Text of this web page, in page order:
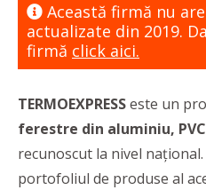
Această firmă nu
actualizate din 2019.
firmă click aici.
TERMOEXPRESSeste un
ferestre din aluminiu,
recunoscut la nivel
portofoliul de produse al